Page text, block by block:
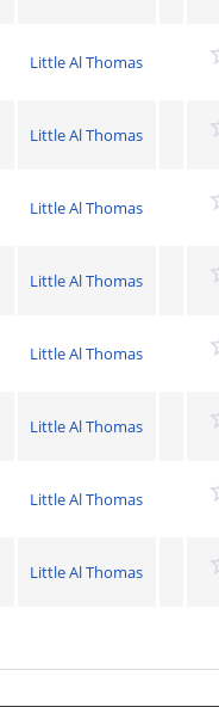
Little Al Thomas
Little Al Thomas
Little Al Thomas
Little Al Thomas
Little Al Thomas
Little Al Thomas
Little Al Thomas
Little Al Thomas